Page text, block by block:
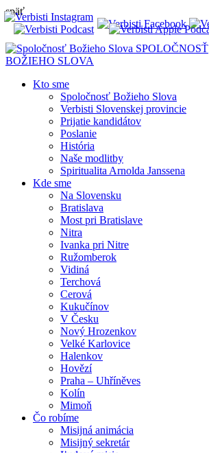
späť
SPOLOČNOSŤ
BOŽIEHO SLOVA
Kto sme
Spoločnosť Božieho Slova
Verbisti Slovenskej provincie
Prijatie kandidátov
Poslanie
História
Naše modlitby
Spiritualita Arnolda Janssena
Kde sme
Na Slovensku
Bratislava
Most pri Bratislave
Nitra
Ivanka pri Nitre
Ružomberok
Vidiná
Terchová
Cerová
Kukučínov
V Česku
Nový Hrozenkov
Velké Karlovice
Halenkov
Hovězí
Praha – Uhříněves
Kolín
Mimoň
Čo robíme
Misijná animácia
Misijný sekretár